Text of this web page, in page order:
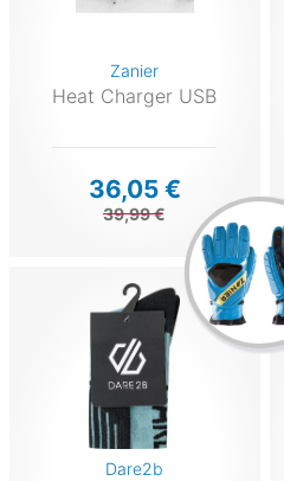
Zanier
Heat Charger USB
36,05 €
39,99 €
Dare2b